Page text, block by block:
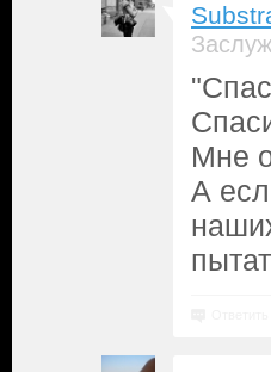
Мне
А